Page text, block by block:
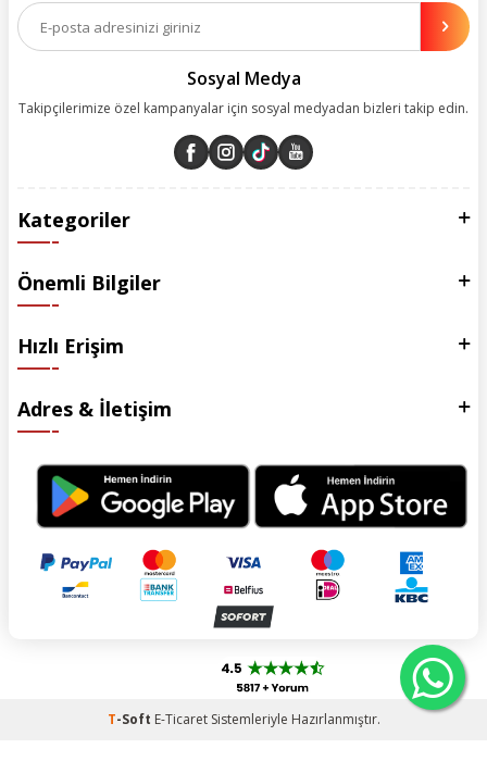
olanakları sunuyoruz. Çalışmalarımızı müşterilerimizin memnuniyetini
esas alarak yürütüyoruz.
Sosyal Medya
Takipçilerimize özel kampanyalar için sosyal medyadan bizleri takip edin.
Kategoriler
Önemli Bilgiler
Hızlı Erişim
Adres & İletişim
T-Soft E-TicaretSistemleriyle Hazırlanmıştır.